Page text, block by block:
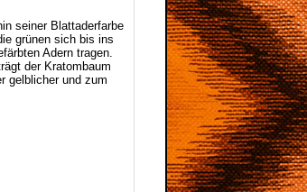
seiner Blattaderfarbe
grünen sich bis ins
Adern tragen.
der Kratombaum
gelblicher und zum